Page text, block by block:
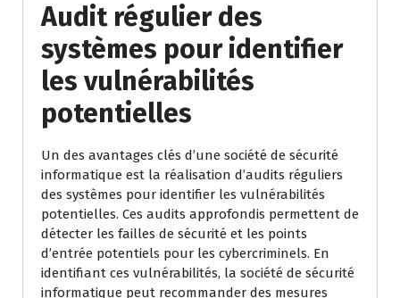
Audit régulier des
systèmes pour identifier
les vulnérabilités
potentielles
Un des avantages clés d’une société de sécurité
informatique est la réalisation d’audits réguliers
des systèmes pour identifier les vulnérabilités
potentielles. Ces audits approfondis permettent de
détecter les failles de sécurité et les points
d’entrée potentiels pour les cybercriminels. En
identifiant ces vulnérabilités, la société de sécurité
informatique peut recommander des mesures